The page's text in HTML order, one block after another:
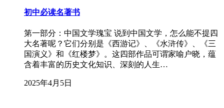
初中必读名著书
第一部分：中国文学瑰宝 说到中国文学，怎么能不提四
大名著呢？它们分别是《西游记》、《水浒传》、《三
国演义》和《红楼梦》。这四部作品可谓家喻户晓，蕴
含着丰富的历史文化知识、深刻的人生…
2025年4月5日